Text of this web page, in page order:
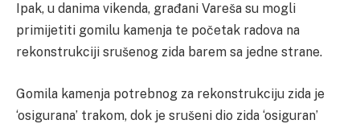
Ipak, u danima vikenda, građani Vareša su mogli
primijetiti gomilu kamenja te početak radova na
rekonstrukciji srušenog zida barem sa jedne strane.
Gomila kamenja potrebnog za rekonstrukciju zida je
‘osigurana’ trakom, dok je srušeni dio zida ‘osiguran’